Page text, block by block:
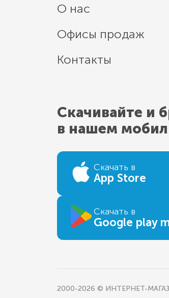
О нас
Офисы продаж
Контакты
Скачивайте и
в нашем
Скачать в
App Store
Скачать в
Google play
2000-2026 © ИНТЕРНЕТ-